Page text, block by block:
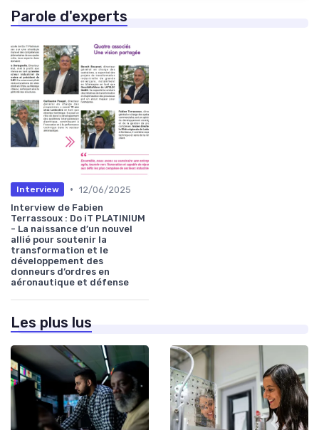
Parole d'experts
Interview • 12/06/2025
Interview de Fabien
Terrassoux : Do iT PLATINIUM
- La naissance d’un nouvel
allié pour soutenir la
transformation et le
développement des
donneurs d’ordres en
aéronautique et défense
Les plus lus